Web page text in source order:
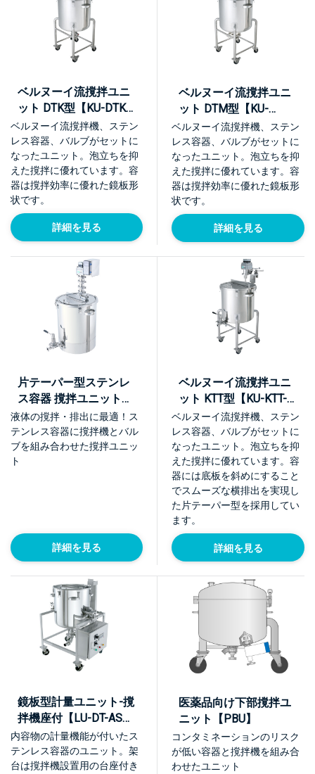
ベルヌーイ流撹拌ユニ
ット DTK型【KU-DTK-
PO/KU-DTK-SD】
ベルヌーイ流撹拌機、ステン
レス容器、バルブがセットに
なったユニット。泡立ちを抑
えた撹拌に優れています。容
器は撹拌効率に優れた鏡板形
状です。
詳細を見る
ベルヌーイ流撹拌ユニ
ット DTM型【KU-
DTM】
ベルヌーイ流撹拌機、ステン
レス容器、バルブがセットに
なったユニット。泡立ちを抑
えた撹拌に優れています。容
器は撹拌効率に優れた鏡板形
状です。
詳細を見る
片テーパー型ステンレ
ス容器 撹拌ユニット
【KU】
液体の撹拌・排出に最適！ス
テンレス容器に撹拌機とバル
ブを組み合わせた撹拌ユニッ
ト
詳細を見る
ベルヌーイ流撹拌ユニ
ット KTT型【KU-KTT-
L】
ベルヌーイ流撹拌機、ステン
レス容器、バルブがセットに
なったユニット。泡立ちを抑
えた撹拌に優れています。容
器には底板を斜めにすること
でスムーズな横排出を実現し
た片テーパー型を採用してい
ます。
詳細を見る
鏡板型計量ユニット-撹
拌機座付【LU-DT-ASC-
K】
内容物の計量機能が付いたス
テンレス容器のユニット。架
台は撹拌機設置用の台座付き
医薬品向け下部撹拌ユ
ニット【PBU】
コンタミネーションのリスク
が低い容器と撹拌機を組み合
わせたユニット